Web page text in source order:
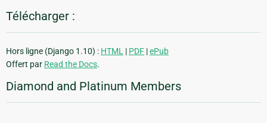
Télécharger :
Hors ligne (Django 1.10) : HTML | PDF |ePub
Offert par Read the Docs.
Diamond and Platinum Members